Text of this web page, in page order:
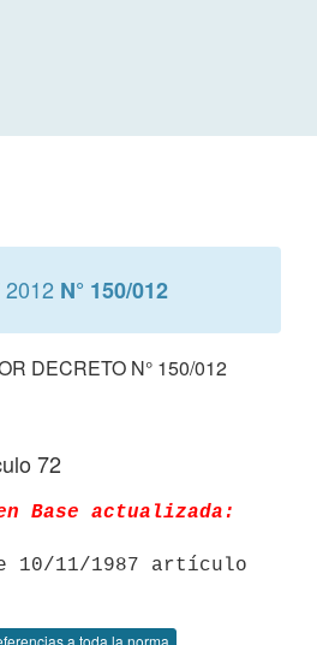
N° 150/012
DECRETO N° 150/012
72
Base actualizada:
a toda la norma